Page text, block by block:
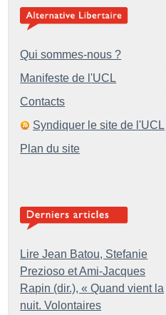
Qui sommes-nous ?
Manifeste de l'UCL
Contacts
Syndiquer le site de l'UCL
Plan du site
Lire Jean Batou, Stefanie
Prezioso et Ami-Jacques
Rapin (dir.), « Quand vient la
nuit. Volontaires